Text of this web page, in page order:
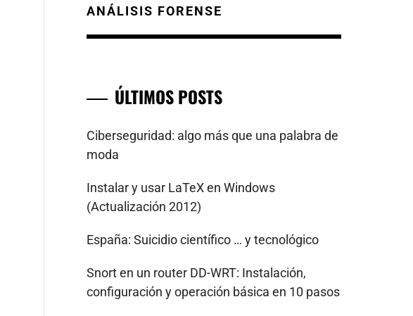
ANÁLISIS FORENSE
ÚLTIMOS POSTS
Ciberseguridad: algo más que una palabra de
moda
Instalar y usar LaTeX en Windows
(Actualización 2012)
España: Suicidio científico … y tecnológico
Snort en un router DD-WRT: Instalación,
configuración y operación básica en 10 pasos